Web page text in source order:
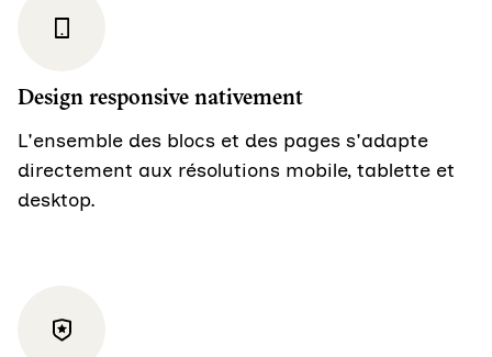
Design responsive nativement
L'ensemble des blocs et des pages s'adapte
directement aux résolutions mobile, tablette et
desktop.